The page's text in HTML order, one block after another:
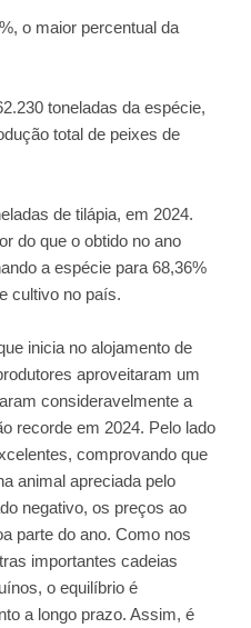
o maior percentual da
toneladas da espécie,
total de peixes de
de tilápia, em 2024.
do que o obtido no ano
a espécie para 68,36%
cultivo no país.
inicia no alojamento de
aproveitaram um
consideravelmente a
recorde em 2024. Pelo lado
comprovando que
animal apreciada pelo
negativo, os preços ao
parte do ano. Como nos
importantes cadeias
o equilíbrio é
a longo prazo. Assim, é